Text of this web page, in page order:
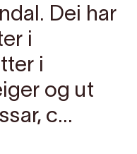
Dei har
i
i
og ut
c...